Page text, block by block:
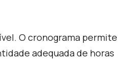
O cronograma permite
adequada de horas